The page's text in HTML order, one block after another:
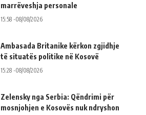
marrëveshja personale
15:58 -08/08/2026
Ambasada Britanike kërkon zgjidhje
të situatës politike në Kosovë
15:28 -08/08/2026
Zelensky nga Serbia: Qëndrimi për
mosnjohjen e Kosovës nuk ndryshon